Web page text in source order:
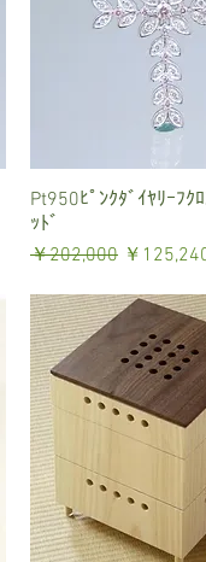
クイックビ
Pt950ﾋﾟﾝｸﾀﾞｲﾔﾘｰﾌｸ
ｯﾄﾞ
通常価格
￥202,000 セール価
￥